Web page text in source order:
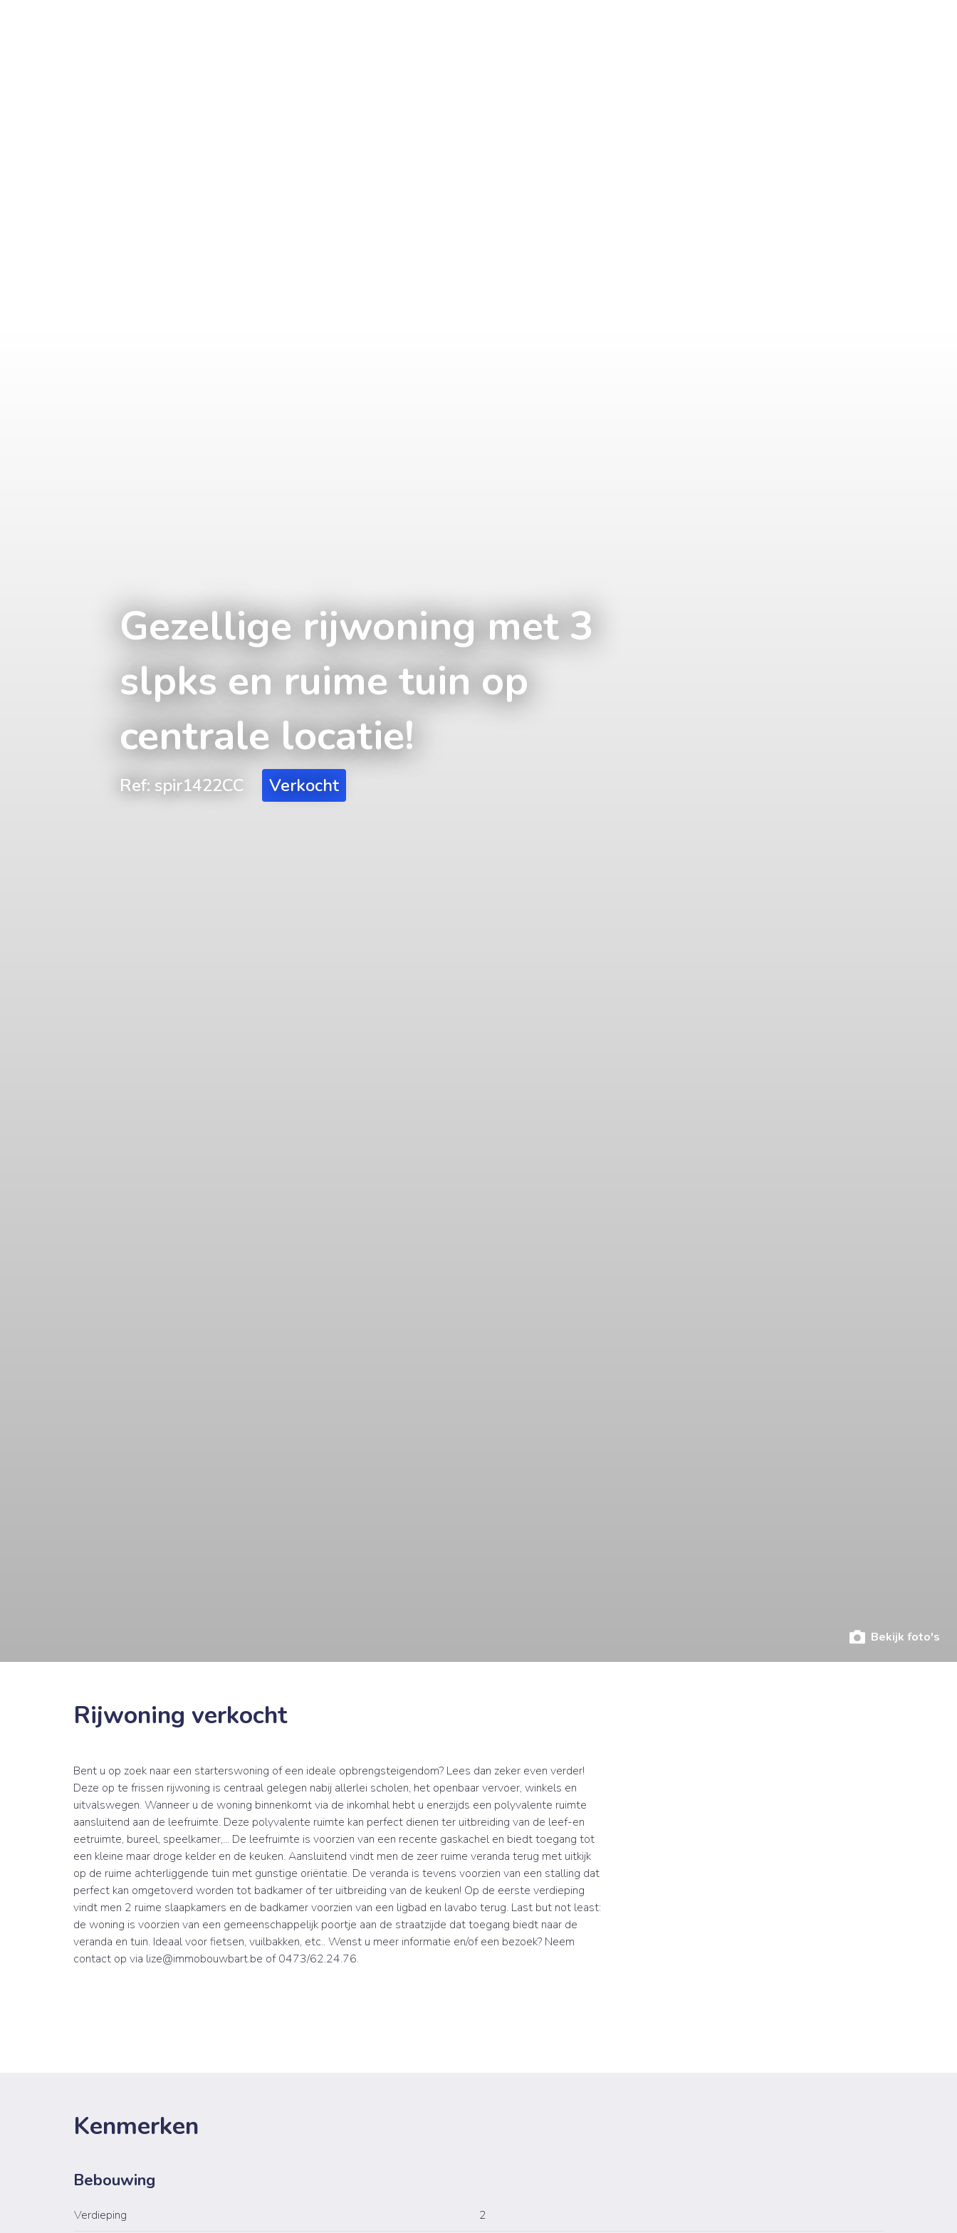
Bekijk foto's
Gezellige rijwoning met 3
slpks en ruime tuin op
centrale locatie!
Ref: spir1422CC Verkocht
Rijwoning verkocht
Bent u op zoek naar een starterswoning of een ideale opbrengsteigendom? Lees dan zeker even verder!
Deze op te frissen rijwoning is centraal gelegen nabij allerlei scholen, het openbaar vervoer, winkels en
uitvalswegen. Wanneer u de woning binnenkomt via de inkomhal hebt u enerzijds een polyvalente ruimte
aansluitend aan de leefruimte. Deze polyvalente ruimte kan perfect dienen ter uitbreiding van de leef-en
eetruimte, bureel, speelkamer,... De leefruimte is voorzien van een recente gaskachel en biedt toegang tot
een kleine maar droge kelder en de keuken. Aansluitend vindt men de zeer ruime veranda terug met uitkijk
op de ruime achterliggende tuin met gunstige oriëntatie. De veranda is tevens voorzien van een stalling dat
perfect kan omgetoverd worden tot badkamer of ter uitbreiding van de keuken! Op de eerste verdieping
vindt men 2 ruime slaapkamers en de badkamer voorzien van een ligbad en lavabo terug. Last but not least:
de woning is voorzien van een gemeenschappelijk poortje aan de straatzijde dat toegang biedt naar de
veranda en tuin. Ideaal voor fietsen, vuilbakken, etc.. Wenst u meer informatie en/of een bezoek? Neem
contact op via lize@immobouwbart.be of 0473/62.24.76.
Kenmerken
Bebouwing
Verdieping 2